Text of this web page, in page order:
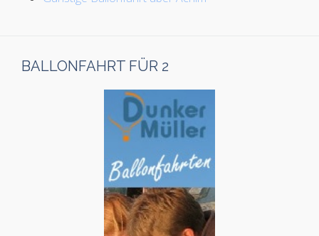
BALLONFAHRT FÜR 2